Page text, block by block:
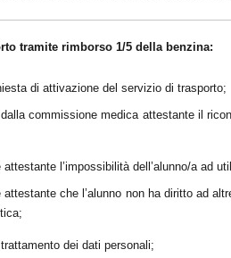
tramite rimborso 1/5 della benzina:
di attivazione del servizio di trasporto;
commissione medica attestante il
l’impossibilità dell’alunno/a ad
che l’alunno non ha diritto ad
dei dati personali;